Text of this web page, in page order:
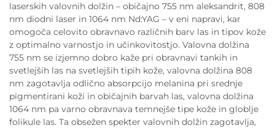
laserskih valovnih dolžin – običajno 755 nm aleksandrit, 808
nm diodni laser in 1064 nm Nd:YAG – v eni napravi, kar
omogoča celovito obravnavo različnih barv las in tipov kože
z optimalno varnostjo in učinkovitostjo. Valovna dolžina
755 nm se izjemno dobro kaže pri obravnavi tankih in
svetlejših las na svetlejših tipih kože, valovna dolžina 808
nm zagotavlja odlično absorpcijo melanina pri srednje
pigmentirani koži in običajnih barvah las, valovna dolžina
1064 nm pa varno obravnava temnejše tipe kože in globlje
folikule las. Ta obsežen spekter valovnih dolžin zagotavlja,